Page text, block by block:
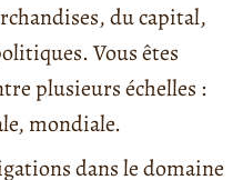
du capital,
Vous êtes
plusieurs échelles :
mondiale.
dans le domaine